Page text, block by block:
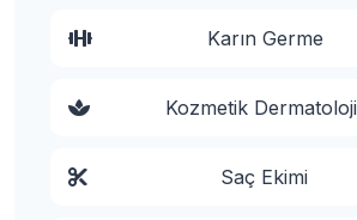
Karın Germe
Kozmetik Dermatoloji
Saç Ekimi